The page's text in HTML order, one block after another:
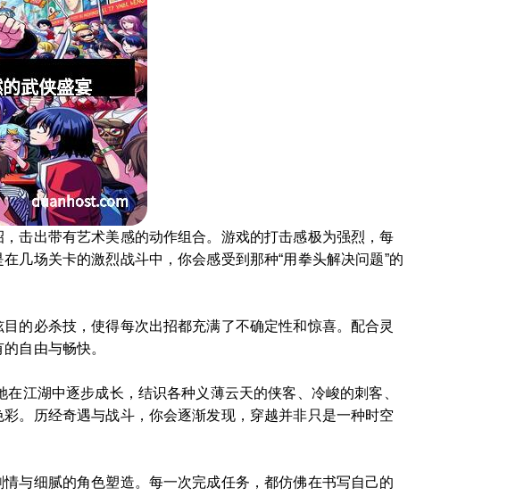
击出带有艺术美感的动作组合。游戏的打击感极为强烈，每
几场关卡的激烈战斗中，你会感受到那种“用拳头解决问题”的
的必杀技，使得每次出招都充满了不确定性和惊喜。配合灵
自由与畅快。
江湖中逐步成长，结识各种义薄云天的侠客、冷峻的刺客、
。历经奇遇与战斗，你会逐渐发现，穿越并非只是一种时空
与细腻的角色塑造。每一次完成任务，都仿佛在书写自己的